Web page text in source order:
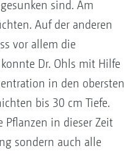
sind. Am
Auf der anderen
vor allem die
Dr. Ohls mit Hilfe
in den obersten
bis 30 cm Tiefe.
Pflanzen in dieser Zeit
sondern auch alle